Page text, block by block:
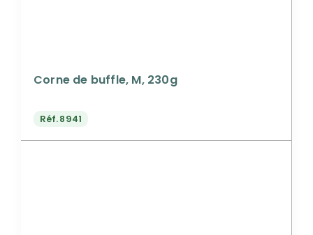
Corne de buffle, M, 230g
Réf.8941